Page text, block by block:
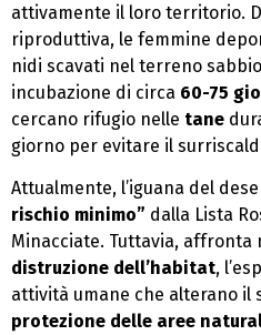
attivamente il loro territorio.
riproduttiva, le femmine
nidi scavati nel terreno
incubazione di circa 60-75
cercano rifugio nelle tane
giorno per evitare il
Attualmente, l’iguana del
rischio minimo” dalla Lista
Minacciate. Tuttavia, affronta
distruzione dell’habitat,
attività umane che alterano il
protezione delle aree